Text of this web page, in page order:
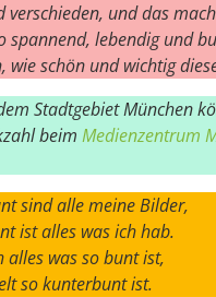
verschieden, und das
spannend, lebendig und
wie schön und wichtig
Stadtgebiet München
beim Medienzentrum
sind alle meine Bilder,
ist alles was ich hab.
alles was so bunt ist,
so kunterbunt ist.